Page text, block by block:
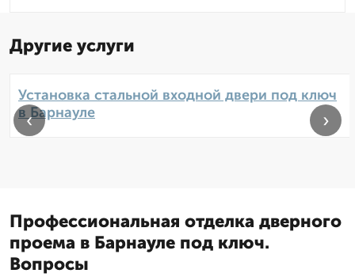
Другие услуги
Установка стальной входной двери под ключ
в Барнауле
‹ ›
Профессиональная отделка дверного
проема в Барнауле под ключ.
Вопросы